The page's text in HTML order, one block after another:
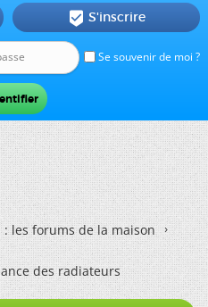
Se souvenir de moi ?
 S'inscrire
les forums de la maison
des radiateurs